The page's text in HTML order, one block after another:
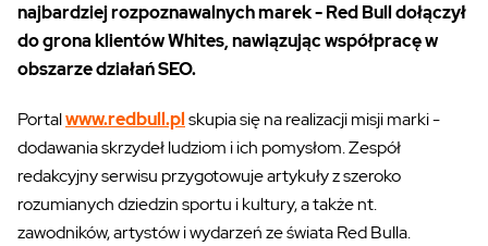
najbardziej rozpoznawalnych marek - Red Bull dołączył
do grona klientów Whites, nawiązując współpracę w
obszarze działań SEO.
Portalwww.redbull.plskupia się na realizacji misji marki -
dodawania skrzydeł ludziom i ich pomysłom. Zespół
redakcyjny serwisu przygotowuje artykuły z szeroko
rozumianych dziedzin sportu i kultury, a także nt.
zawodników, artystów i wydarzeń ze świata Red Bulla.